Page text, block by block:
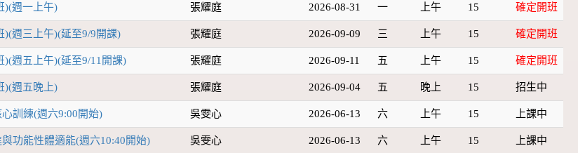
)(週一上午) 張耀庭 2026-08-31 一 上午 15 確定開班
)(週三上午)(延至9/9開課) 張耀庭 2026-09-09 三 上午 15 確定開班
)(週五上午)(延至9/11開課) 張耀庭 2026-09-11 五 上午 15 確定開班
)(週五晚上) 張耀庭 2026-09-04 五 晚上 15 招生中
心訓練(週六9:00開始) 吳雯心 2026-06-13 六 上午 15 上課中
與功能性體適能(週六10:40開始) 吳雯心 2026-06-13 六 上午 15 上課中